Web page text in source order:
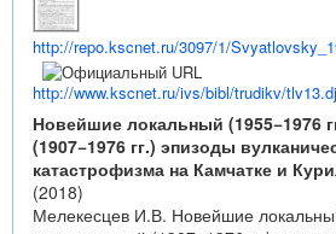
http://repo.kscnet.ru/3097/1/
http://www.kscnet.ru/ivs/bibl/trudikv/
Новейшие локальный (1955−1976
(1907−1976 гг.) эпизоды
катастрофизма на Камчатке и
(2018)
Мелекесцев И.В. Новейшие